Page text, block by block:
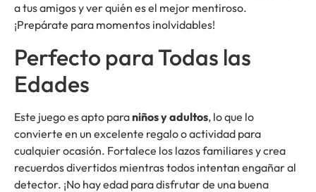
a tus amigos y ver quién es el mejor mentiroso.
¡Prepárate para momentos inolvidables!
Perfecto para Todas las
Edades
Este juego es apto paraniños y adultos, lo que lo
convierte en un excelente regalo o actividad para
cualquier ocasión. Fortalece los lazos familiares y crea
recuerdos divertidos mientras todos intentan engañar al
detector. ¡No hay edad para disfrutar de una buena